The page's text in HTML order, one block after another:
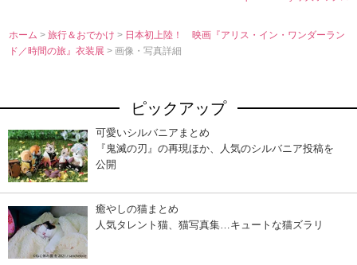
ホーム >旅行＆おでかけ> 日本初上陸！ 映画『アリス・イン・ワンダーラン
ド／時間の旅』衣装展> 画像・写真詳細
ピックアップ
可愛いシルバニアまとめ
『鬼滅の刃』の再現ほか、人気のシルバニア投稿を
公開
癒やしの猫まとめ
人気タレント猫、猫写真集…キュートな猫ズラリ